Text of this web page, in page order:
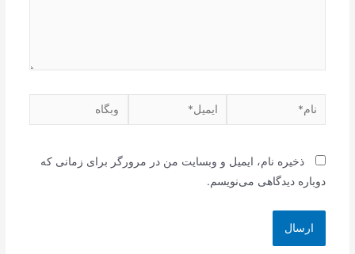
نام* ایمیل* وبگاه
ذخیره نام، ایمیل و وبسایت من در مرورگر برای زمانی که
دوباره دیدگاهی می‌نویسم.